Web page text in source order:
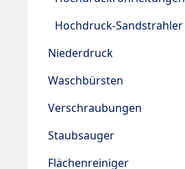
Hochdruck-Sandstrahler
Niederdruck
Waschbürsten
Verschraubungen
Staubsauger
Flächenreiniger